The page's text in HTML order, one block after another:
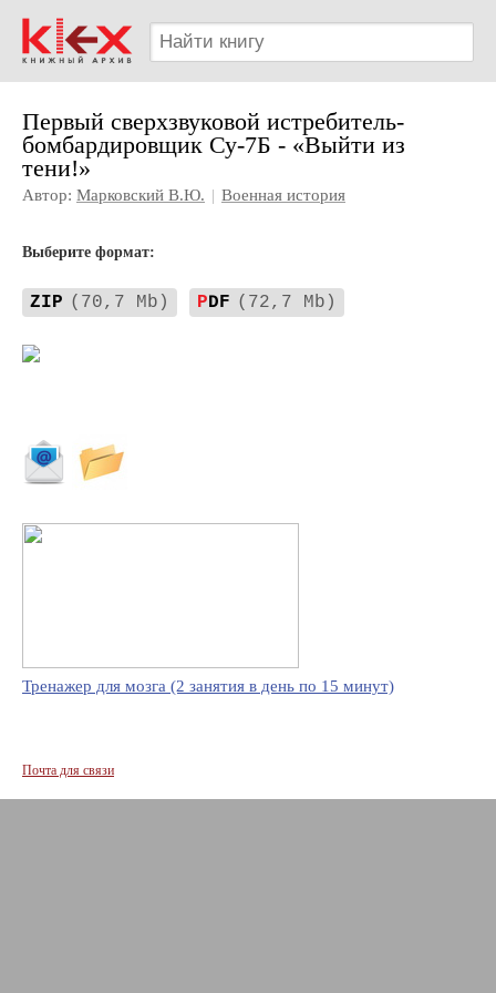
Первый сверхзвуковой истребитель-
бомбардировщик Су-7Б - «Выйти из
тени!»
Автор: Марковский В.Ю. | Военная история
Выберите формат:
ZIP (70,7 Mb) PDF (72,7 Mb)
Тренажер для мозга (2 занятия в день по 15 минут)
Почта для связи